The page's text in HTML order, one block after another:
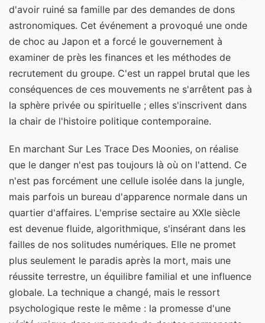
d'avoir ruiné sa famille par des demandes de dons
astronomiques. Cet événement a provoqué une onde
de choc au Japon et a forcé le gouvernement à
examiner de près les finances et les méthodes de
recrutement du groupe. C'est un rappel brutal que les
conséquences de ces mouvements ne s'arrêtent pas à
la sphère privée ou spirituelle ; elles s'inscrivent dans
la chair de l'histoire politique contemporaine.
En marchant Sur Les Trace Des Moonies, on réalise
que le danger n'est pas toujours là où on l'attend. Ce
n'est pas forcément une cellule isolée dans la jungle,
mais parfois un bureau d'apparence normale dans un
quartier d'affaires. L'emprise sectaire au XXIe siècle
est devenue fluide, algorithmique, s'insérant dans les
failles de nos solitudes numériques. Elle ne promet
plus seulement le paradis après la mort, mais une
réussite terrestre, un équilibre familial et une influence
globale. La technique a changé, mais le ressort
psychologique reste le même : la promesse d'une